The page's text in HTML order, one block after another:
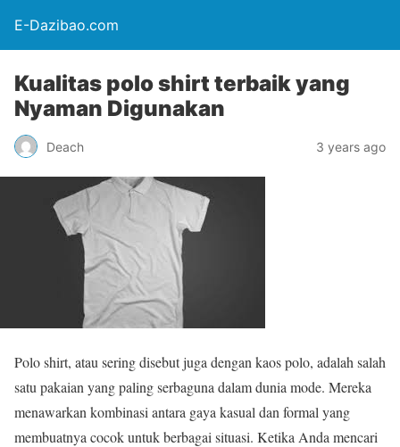
E-Dazibao.com
Kualitas polo shirt terbaik yang
Nyaman Digunakan
Deach 3 years ago
Polo shirt, atau sering disebut juga dengan kaos polo, adalah salah
satu pakaian yang paling serbaguna dalam dunia mode. Mereka
menawarkan kombinasi antara gaya kasual dan formal yang
membuatnya cocok untuk berbagai situasi. Ketika Anda mencari